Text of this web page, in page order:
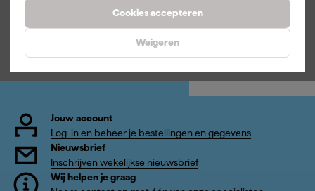
Cookies accepteren
Weigeren
Adviesprijs
9,49 6,71
incl. BTW
Jouw account
Log-in en beheer je bestellingen en gegevens
Nieuwsbrief
Inschrijven wekelijkse nieuwsbrief
Wij helpen je graag